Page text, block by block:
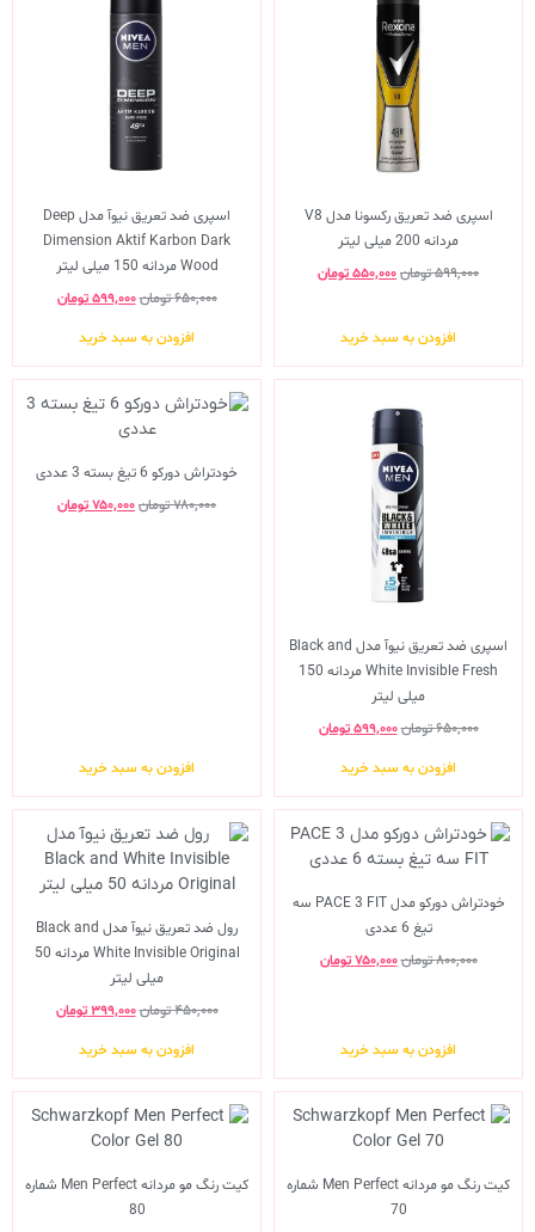
اسپری ضد تعریق رکسونا مدل V8
مردانه 200 میلی لیتر
۵۹۹,۰۰۰تومان۵۵۰,۰۰۰تومان
افزودن به سبد خرید
اسپری ضد تعریق نیوآ مدل Deep
Dimension Aktif Karbon Dark
Wood مردانه 150 میلی لیتر
۶۵۰,۰۰۰تومان۵۹۹,۰۰۰تومان
افزودن به سبد خرید
اسپری ضد تعریق نیوآ مدل Black and
White Invisible Fresh مردانه 150
میلی لیتر
۶۵۰,۰۰۰تومان۵۹۹,۰۰۰تومان
افزودن به سبد خرید
خودتراش دورکو 6 تیغ بسته 3 عددی
۷۸۰,۰۰۰تومان۷۵۰,۰۰۰تومان
افزودن به سبد خرید
خودتراش دورکو مدل PACE 3 FIT سه
تیغ 6 عددی
۸۰۰,۰۰۰تومان۷۵۰,۰۰۰تومان
افزودن به سبد خرید
رول ضد تعریق نیوآ مدل Black and
White Invisible Original مردانه 50
میلی لیتر
۴۵۰,۰۰۰تومان۳۹۹,۰۰۰تومان
افزودن به سبد خرید
کیت رنگ مو مردانه Men Perfect شماره
70
کیت رنگ مو مردانه Men Perfect شماره
80